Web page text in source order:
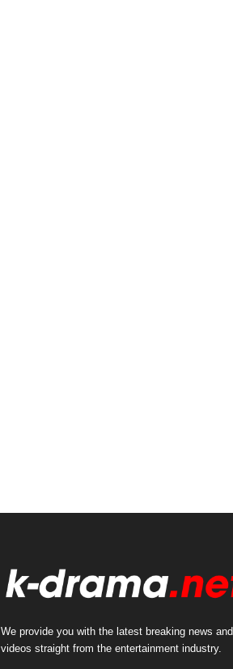
We provide you with the latest breaking news and
videos straight from the entertainment industry.